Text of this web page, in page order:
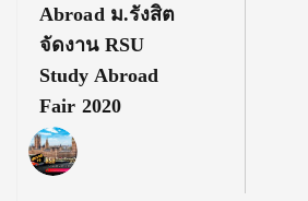
Post:
Abroad ม.รังสิต
จัดงาน RSU
Study Abroad
Fair 2020